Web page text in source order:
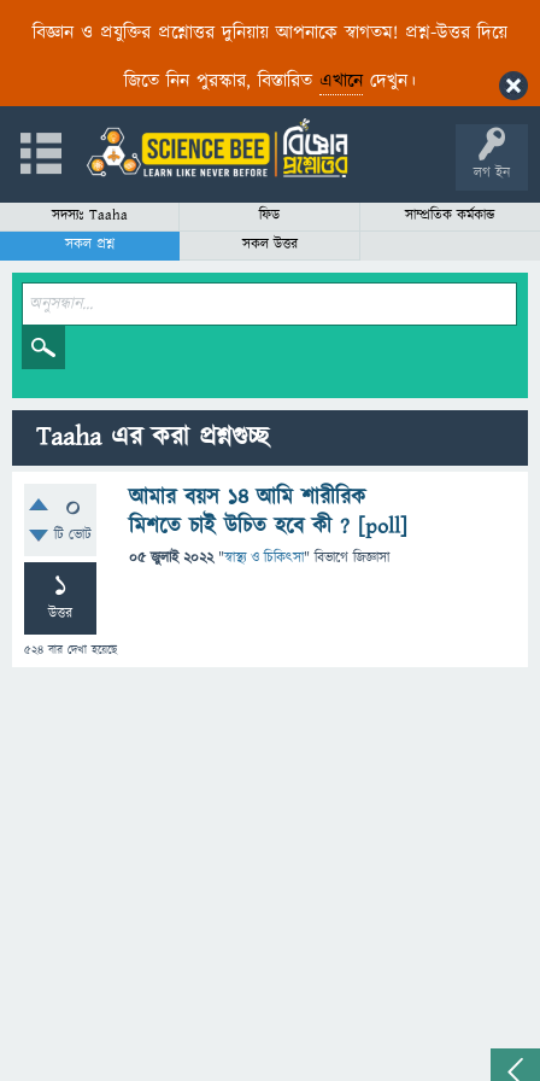
বিজ্ঞান ও প্রযুক্তির প্রশ্নোত্তর দুনিয়ায় আপনাকে স্বাগতম! প্রশ্ন-উত্তর দিয়ে
জিতে নিন পুরস্কার, বিস্তারিত এখানেদেখুন।
লগ ইন
সদস্যঃ Taaha ফিড
সাম্প্রতিক কর্মকান্ড
সকল প্রশ্ন
সকল উত্তর
Taaha এর করা প্রশ্নগুচ্ছ
0
টি ভোট
1
উত্তর
524 বার দেখা হয়েছে
আমার বয়স ১৪ আমি শারীরিক
মিশতে চাই উচিত হবে কী ? [poll]
05 জুলাই 2022 "স্বাস্থ্য ও চিকিৎসা" বিভাগে জিজ্ঞাসা